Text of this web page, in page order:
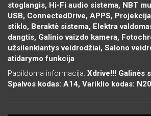
stoglangis, Hi-Fi audio sistema, NBT
USB, ConnectedDrive, APPS,
stiklo, Beraktė sistema, Elektra
dangtis, Galinio vaizdo kamera,
užsilenkiantys veidrodžiai, Salono
atidarymo funkcija
Papildoma informacija: Xdrive!!! Galinės
Spalvos kodas: A14, Variklio kodas: